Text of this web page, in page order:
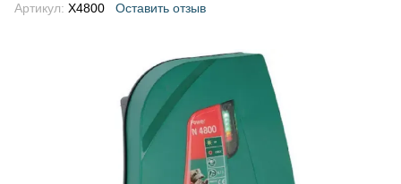
Артикул: X4800 Оставить отзыв